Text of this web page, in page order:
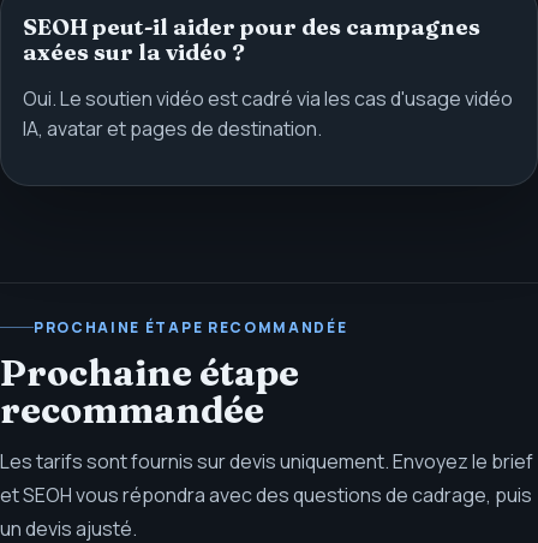
SEOH peut-il aider pour des campagnes
axées sur la vidéo ?
Oui. Le soutien vidéo est cadré via les cas d'usage vidéo
IA, avatar et pages de destination.
PROCHAINE ÉTAPE RECOMMANDÉE
Prochaine étape
recommandée
Les tarifs sont fournis sur devis uniquement. Envoyez le brief
et SEOH vous répondra avec des questions de cadrage, puis
un devis ajusté.